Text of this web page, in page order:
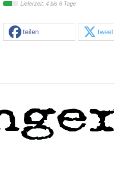
Lieferzeit: 4 bis 6 Tage
teilen tweet